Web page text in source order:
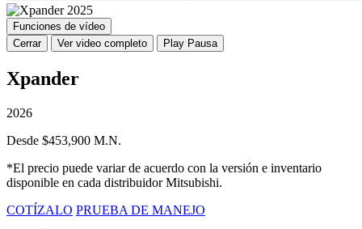
Funciones de vídeo
Cerrar
Ver video completo Play Pausa
Xpander
2026
Desde $453,900 M.N.
*El precio puede variar de acuerdo con la versión e inventario
disponible en cada distribuidor Mitsubishi.
COTÍZALO PRUEBA DE MANEJO